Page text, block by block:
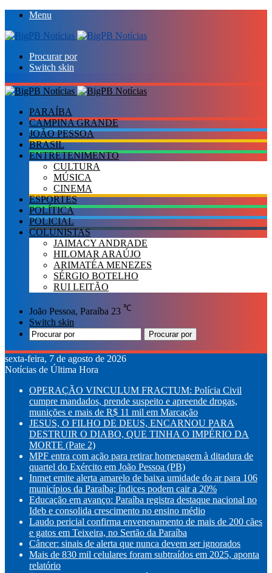
Menu
Procurar por
Switch skin
PARAÍBA
CAMPINA GRANDE
JOÃO PESSOA
BRASIL
ENTRETENIMENTO
CULTURA
MÚSICA
CINEMA
ESPORTES
POLÍTICA
POLICIAL
COLUNISTAS
JAIMACY ANDRADE
HILOMAR ARAÚJO
ARIMATÉA MENEZES
SÉRGIO BOTELHO
RUI LEITÃO
João Pessoa, Paraíba 23 ℃
Switch skin
Procurar por
sexta-feira, 7 de agosto de 2026
Notícias de Última Hora
OPERAÇÃO VINCULUM FRACTUM: Polícia Civil
cumpre mandados, prende suspeito e apreende drogas,
munições e mais de R$ 11 mil em Marcação
JESUS, O FILHO DE DEUS, ENCARNOU PARA
DESTRUIR O DIABO, QUE TINHA O IMPÉRIO DA
MORTE (Pate 2)
MPF entra com ação para retirar homenagem à ditadura de
quartel do Exército em João Pessoa (PB)
Inmet emite alerta amarelo de baixa umidade do ar para 106
municípios da Paraíba; índices podem cair a 20%
Educação em avanço: Paraíba registra destaque nacional no
Ideb e consolida crescimento no ensino médio
Laudo pericial confirma envenenamento de mais de 200 cães
e gatos em Teixeira, no Sertão da Paraíba
Câncer: sinais de alerta que nunca devem ser ignorados
Mais de 830 mil celulares foram subtraídos em 2025, aponta
relatório